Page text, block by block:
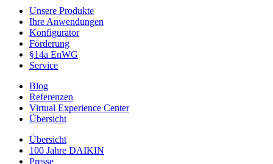
Unsere Produkte
Ihre Anwendungen
Konfigurator
Förderung
§14a EnWG
Service
Blog
Referenzen
Virtual Experience Center
Übersicht
Übersicht
100 Jahre DAIKIN
Presse